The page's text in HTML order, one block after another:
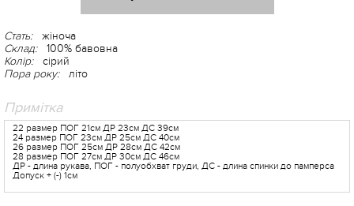
Стать: жіноча
Склад: 100% бавовна
Колір: сірий
Пора року: літо
Примітка
22 размер ПОГ 21см ДР 23см ДС 39см
24 размер ПОГ 23см ДР 25см ДС 40см
26 размер ПОГ 25см ДР 28см ДС 42см
28 размер ПОГ 27см ДР 30см ДС 46см
ДР - длина рукава, ПОГ - полуобхват груди, ДС - длина спинки до памперса
Допуск + (-) 1см